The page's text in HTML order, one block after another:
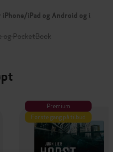
iPad og Android og i
og PocketBook
Premium
Første gang på tilbud